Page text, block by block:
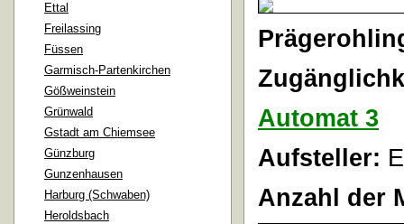
Ettal
Freilassing
Füssen
Garmisch-Partenkirchen
Gößweinstein
Grünwald
Gstadt am Chiemsee
Günzburg
Gunzenhausen
Harburg (Schwaben)
Heroldsbach
Automat 3
Aufsteller:
Anzahl der